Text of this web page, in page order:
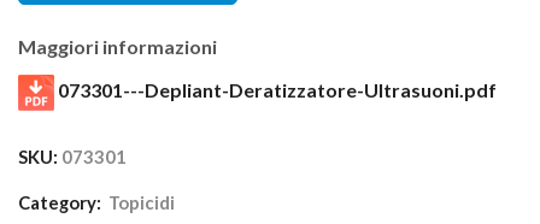
Maggiori informazioni
073301---Depliant-Deratizzatore-Ultrasuoni.pdf
SKU: 073301
Category: Topicidi